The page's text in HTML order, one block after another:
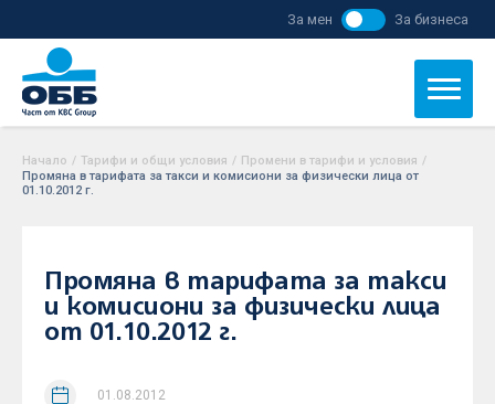
За мен За бизнеса
Начало / Тарифи и общи условия / Промени в тарифи и условия /
Промяна в тарифата за такси и комисиони за физически лица от
01.10.2012 г.
Промяна в тарифата за такси
и комисиони за физически лица
от 01.10.2012 г.
01.08.2012